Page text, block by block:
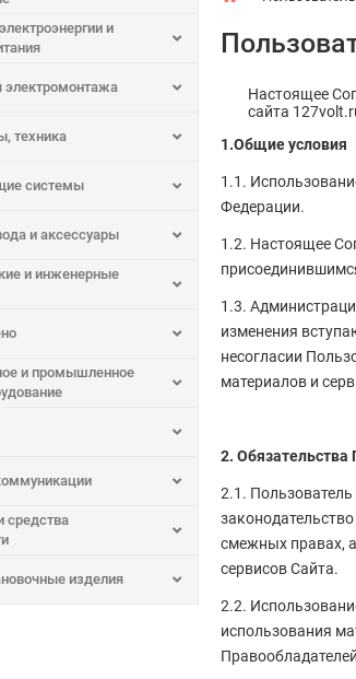
и
электромонтажа
техника
системы
и аксессуары
и инженерные
и промышленное
средства
изделия
Настоящее
сайта
1.Общие условия
1.1.
Федерации.
1.2. Настоящее
1.3.
изменения
несогласии
материалов и
2. Обязательства
2.1.
смежных правах,
сервисов Сайта.
2.2.
использования